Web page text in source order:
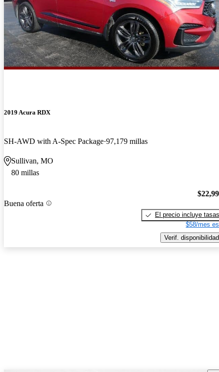
2019 Acura RDX
SH-AWD with A-Spec Package 97,179 millas
Sullivan, MO
80 millas
Buena oferta
El precio incluye tasas
$58/mes
Verif. disponibilidad